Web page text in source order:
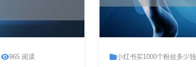
965 阅读 小红书买1000个粉丝多少钱